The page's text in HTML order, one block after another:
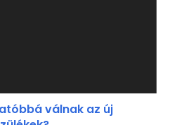
válnak az új